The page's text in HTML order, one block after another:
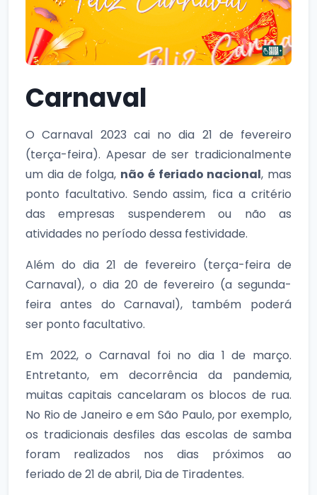
Carnaval
O Carnaval 2023 cai no dia 21 de fevereiro
(terça-feira). Apesar de ser tradicionalmente
um dia de folga, não é feriado nacional, mas
ponto facultativo. Sendo assim, fica a critério
das empresas suspenderem ou não as
atividades no período dessa festividade.
Além do dia 21 de fevereiro (terça-feira de
Carnaval), o dia 20 de fevereiro (a segunda-
feira antes do Carnaval), também poderá
ser ponto facultativo.
Em 2022, o Carnaval foi no dia 1 de março.
Entretanto, em decorrência da pandemia,
muitas capitais cancelaram os blocos de rua.
No Rio de Janeiro e em São Paulo, por exemplo,
os tradicionais desfiles das escolas de samba
foram realizados nos dias próximos ao
feriado de 21 de abril, Dia de Tiradentes.